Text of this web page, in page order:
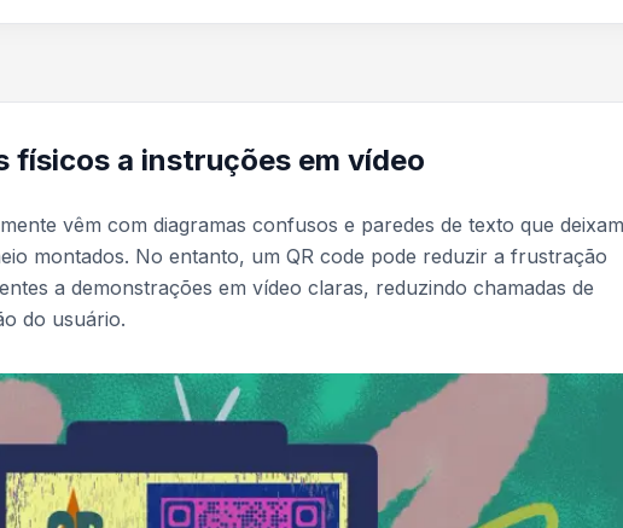
físicos a instruções em vídeo
vêm com diagramas confusos e paredes de texto que
montados. No entanto, um QR code pode reduzir a frustração
a demonstrações em vídeo claras, reduzindo chamadas de
do usuário.